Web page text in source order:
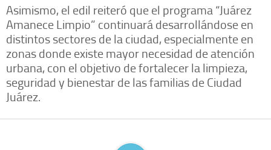
Asimismo, el edil reiteró que el programa “Juárez
Amanece Limpio” continuará desarrollándose en
distintos sectores de la ciudad, especialmente en
zonas donde existe mayor necesidad de atención
urbana, con el objetivo de fortalecer la limpieza,
seguridad y bienestar de las familias de Ciudad
Juárez.